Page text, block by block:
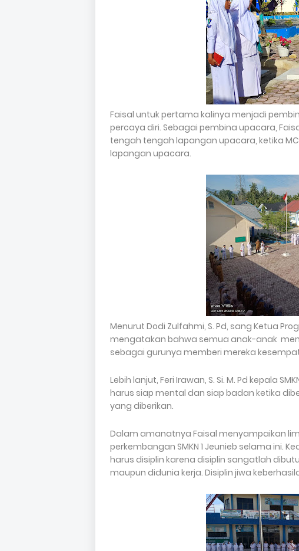
Faisal untuk pertama kalinya menjadi
percaya diri. Sebagai pembina upacara,
tengah tengah lapangan upacara, ketika
lapangan upacara.
Menurut Dodi Zulfahmi, S. Pd, sang Ketua
mengatakan bahwa semua anak-anak
sebagai gurunya memberi mereka
Lebih lanjut, Feri Irawan, S. Si. M. Pd kepala
harus siap mental dan siap badan ketika
yang diberikan.
Dalam amanatnya Faisal menyampaikan
perkembangan SMKN 1 Jeunieb selama ini.
harus disiplin karena disiplin sangatlah
maupun didunia kerja. Disiplin jiwa